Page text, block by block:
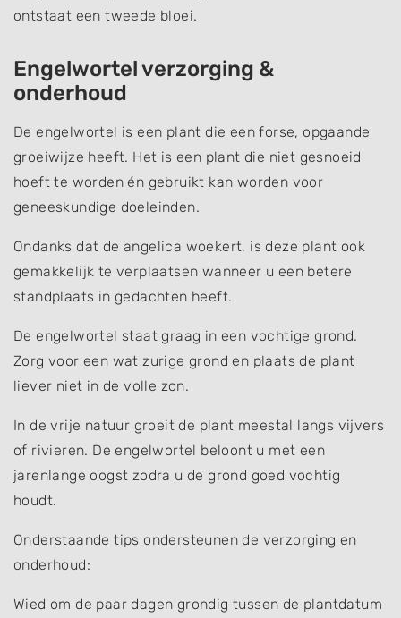
ontstaat een tweede bloei.
Engelwortel verzorging &
onderhoud
De engelwortel is een plant die een forse, opgaande
groeiwijze heeft. Het is een plant die niet gesnoeid
hoeft te worden én gebruikt kan worden voor
geneeskundige doeleinden.
Ondanks dat de angelica woekert, is deze plant ook
gemakkelijk te verplaatsen wanneer u een betere
standplaats in gedachten heeft.
De engelwortel staat graag in een vochtige grond.
Zorg voor een wat zurige grond en plaats de plant
liever niet in de volle zon.
In de vrije natuur groeit de plant meestal langs vijvers
of rivieren. De engelwortel beloont u met een
jarenlange oogst zodra u de grond goed vochtig
houdt.
Onderstaande tips ondersteunen de verzorging en
onderhoud:
Wied om de paar dagen grondig tussen de plantdatum